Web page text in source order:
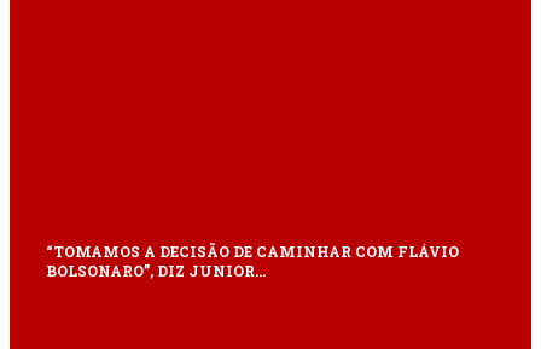
“TOMAMOS A DECISÃO DE CAMINHAR COM FLÁVIO
BOLSONARO”, DIZ JUNIOR…